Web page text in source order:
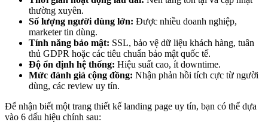
thường xuyên.
Số lượng người dùng lớn: Được nhiều doanh nghiệp,
marketer tin dùng.
Tính năng bảo mật: SSL, bảo vệ dữ liệu khách hàng, tuân
thủ GDPR hoặc các tiêu chuẩn bảo mật quốc tế.
Độ ổn định hệ thống: Hiệu suất cao, ít downtime.
Mức đánh giá cộng đồng: Nhận phản hồi tích cực từ người
dùng, các review uy tín.
Để nhận biết một trang thiết kế landing page uy tín, bạn có thể dựa
vào 6 dấu hiệu chính sau: